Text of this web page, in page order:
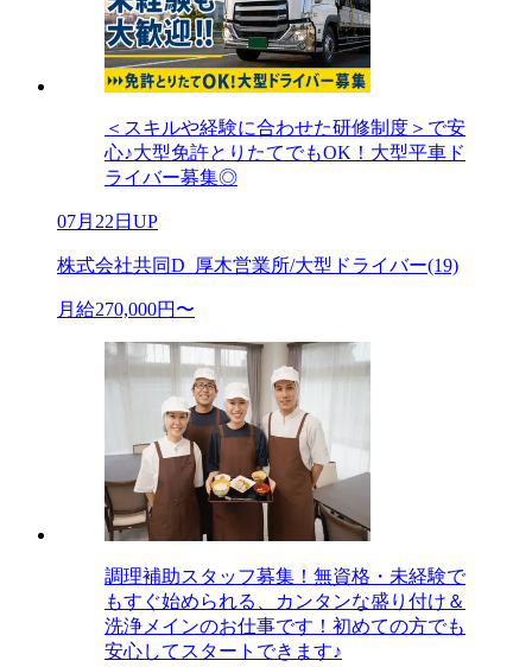
＜スキルや経験に合わせた研修制度＞で安
心♪大型免許とりたてでもOK！大型平車ド
ライバー募集◎
07月22日UP
株式会社共同D_厚木営業所/大型ドライバー(19)
月給270,000円〜
調理補助スタッフ募集！無資格・未経験で
もすぐ始められる、カンタンな盛り付け＆
洗浄メインのお仕事です！初めての方でも
安心してスタートできます♪